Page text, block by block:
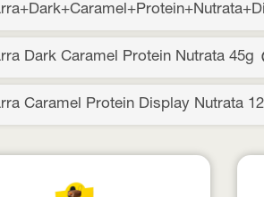
Dark Caramel Protein Nutrata 45g
Caramel Protein Display Nutrata